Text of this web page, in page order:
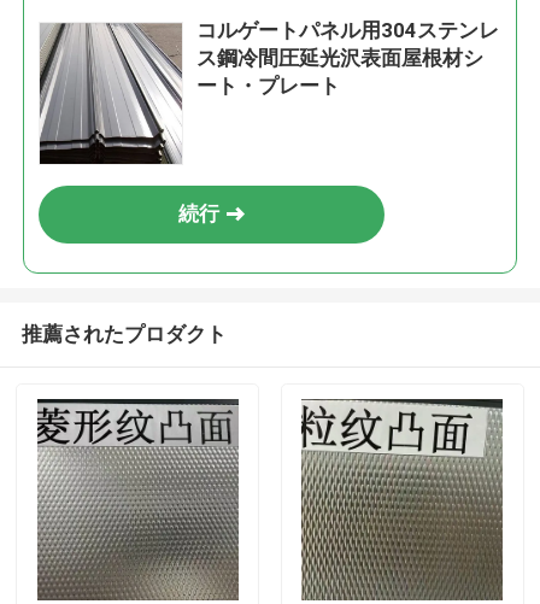
コルゲートパネル用304ステンレ
ス鋼冷間圧延光沢表面屋根材シ
ート・プレート
続行
推薦されたプロダクト